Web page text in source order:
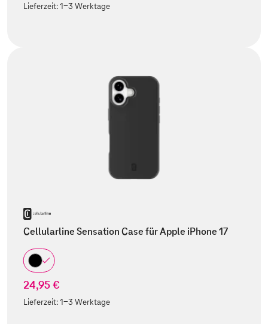
Lieferzeit:1-3 Werktage
Cellularline Sensation Case für Apple iPhone 17
24,95 €
Lieferzeit:1-3 Werktage